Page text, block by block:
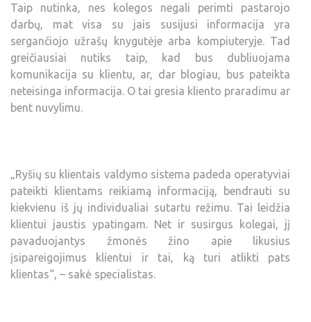
Taip nutinka, nes kolegos negali perimti pastarojo
darbų, mat visa su jais susijusi informacija yra
sergančiojo užrašų knygutėje arba kompiuteryje. Tad
greičiausiai nutiks taip, kad bus dubliuojama
komunikacija su klientu, ar, dar blogiau, bus pateikta
neteisinga informacija. O tai gresia kliento praradimu ar
bent nuvylimu.
„Ryšių su klientais valdymo sistema padeda operatyviai
pateikti klientams reikiamą informaciją, bendrauti su
kiekvienu iš jų individualiai sutartu režimu. Tai leidžia
klientui jaustis ypatingam. Net ir susirgus kolegai, jį
pavaduojantys žmonės žino apie likusius
įsipareigojimus klientui ir tai, ką turi atlikti pats
klientas“, – sakė specialistas.